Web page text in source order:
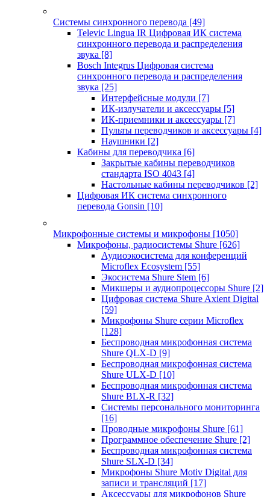
Системы синхронного перевода [49]
Televic Lingua IR Цифровая ИК система
синхронного перевода и распределения
звука [8]
Bosch Integrus Цифровая система
синхронного перевода и распределения
звука [25]
Интерфейсные модули [7]
ИК-излучатели и аксессуары [5]
ИК-приемники и аксессуары [7]
Пульты переводчиков и аксессуары [4]
Наушники [2]
Кабины для переводчика [6]
Закрытые кабины переводчиков
стандарта ISO 4043 [4]
Настольные кабины переводчиков [2]
Цифровая ИК система синхронного
перевода Gonsin [10]
Микрофонные системы и микрофоны [1050]
Микрофоны, радиосистемы Shure [626]
Аудиоэкосистема для конференций
Microflex Ecosystem [55]
Экосистема Shure Stem [6]
Микшеры и аудиопроцессоры Shure [2]
Цифровая система Shure Axient Digital
[59]
Микрофоны Shure серии Microflex
[128]
Беспроводная микрофонная система
Shure QLX-D [9]
Беспроводная микрофонная система
Shure ULX-D [10]
Беспроводная микрофонная система
Shure BLX-R [32]
Системы персонального мониторинга
[16]
Проводные микрофоны Shure [61]
Программное обеспечение Shure [2]
Беспроводная микрофонная система
Shure SLX-D [34]
Микрофоны Shure Motiv Digital для
записи и трансляций [17]
Аксессуары для микрофонов Shure